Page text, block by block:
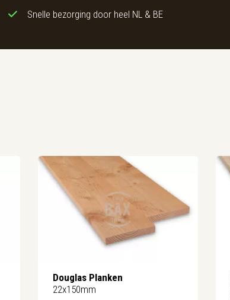
Snelle bezorging door heel NL & BE
Douglas Planken
22x150mm